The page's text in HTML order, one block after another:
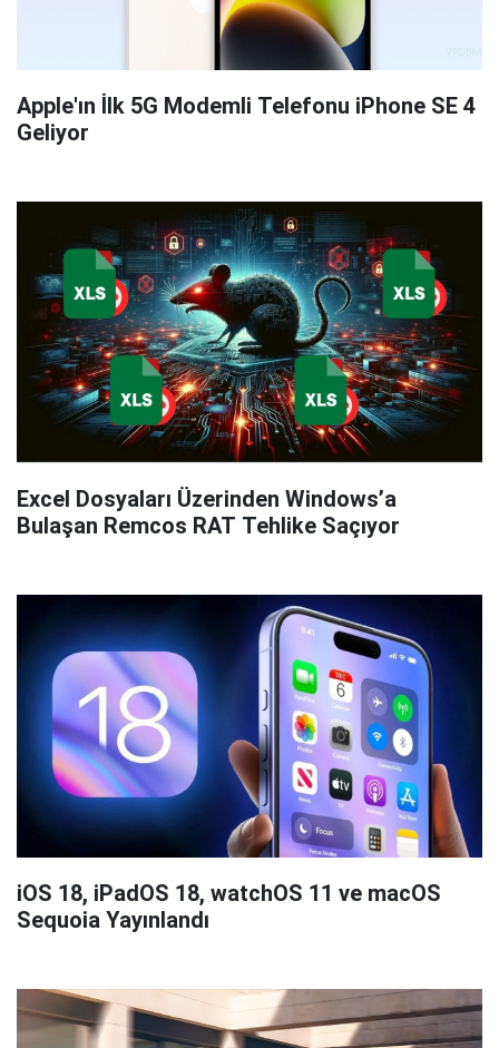
Apple'ın İlk 5G Modemli Telefonu iPhone SE 4
Geliyor
Excel Dosyaları Üzerinden Windows’a
Bulaşan Remcos RAT Tehlike Saçıyor
iOS 18, iPadOS 18, watchOS 11 ve macOS
Sequoia Yayınlandı